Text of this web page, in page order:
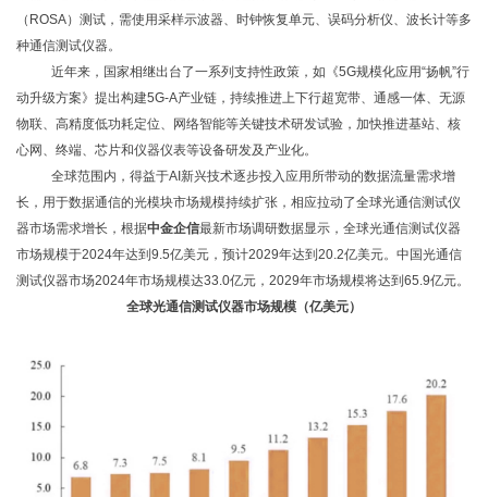
（ROSA）测试，需使用采样示波器、时钟恢复单元、误码分析仪、波长计等多
种通信测试仪器。
近年来，国家相继出台了一系列支持性政策，如《5G规模化应用“扬帆”行
动升级方案》提出构建5G-A产业链，持续推进上下行超宽带、通感一体、无源
物联、高精度低功耗定位、网络智能等关键技术研发试验，加快推进基站、核
心网、终端、芯片和仪器仪表等设备研发及产业化。
全球范围内，得益于AI新兴技术逐步投入应用所带动的数据流量需求增
长，用于数据通信的光模块市场规模持续扩张，相应拉动了全球光通信测试仪
器市场需求增长， 根据中金企信最新市场调研数据显示， 全球光通信测试仪器
市场规模于2024年达到9.5亿美元，预计2029年达到20.2亿美元。中国光通信
测试仪器市场2024年市场规模达33.0亿元，2029年市场规模将达到65.9亿元。
全球光通信测试仪器市场规模（亿美元）